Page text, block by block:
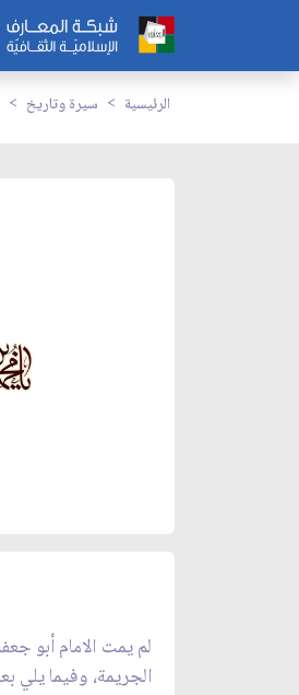
الرئيسية سيرة وتاريخ
لم يمت الامام أبو
الجريمة، وفيما يلي